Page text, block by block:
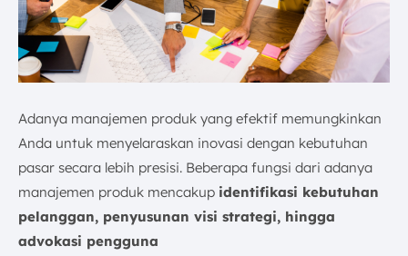
Adanya manajemen produk yang efektif memungkinkan
Anda untuk menyelaraskan inovasi dengan kebutuhan
pasar secara lebih presisi. Beberapa fungsi dari adanya
manajemen produk mencakup identifikasi kebutuhan
pelanggan, penyusunan visi strategi, hingga
advokasi pengguna